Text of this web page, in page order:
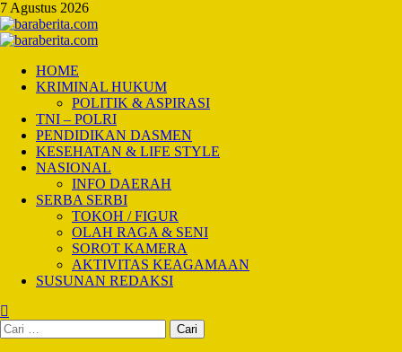
Skip
to
content
7 Agustus 2026
Primary
HOME
KRIMINAL HUKUM
POLITIK & ASPIRASI
TNI – POLRI
PENDIDIKAN DASMEN
KESEHATAN & LIFE STYLE
NASIONAL
INFO DAERAH
SERBA SERBI
TOKOH / FIGUR
OLAH RAGA & SENI
SOROT KAMERA
AKTIVITAS KEAGAMAAN
SUSUNAN REDAKSI
Cari
untuk: